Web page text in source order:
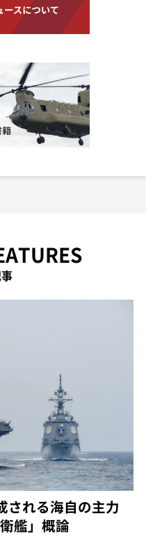
される海自の主力
艦」概論